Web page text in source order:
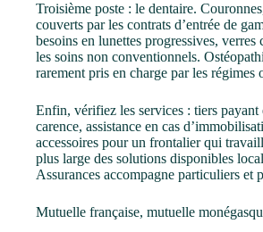
Troisième poste : le dentaire.
couverts par les contrats d’entrée de
besoins en lunettes progressives,
les soins non conventionnels.
rarement pris en charge par les
Enfin, vérifiez les services : tiers
carence, assistance en cas
accessoires pour un frontalier qui
plus large des solutions disponibles
Assurances accompagne particuliers et
Mutuelle française, mutuelle